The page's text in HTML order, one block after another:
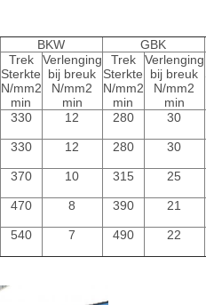
BKW
GBK
Trek
Sterkte
N/mm2
min
Verlenging
bij breuk
N/mm2
min
Trek
Sterkte
N/mm2
min
Verlenging
bij breuk
N/mm2
min
330 12 280 30
330 12 280 30
370 10 315 25
470 8 390 21
540 7 490 22